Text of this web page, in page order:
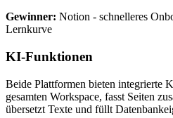
Gewinner: Notion - schnelleres
Lernkurve
KI-Funktionen
Beide Plattformen bieten integrierte
gesamten Workspace, fasst Seiten
übersetzt Texte und füllt